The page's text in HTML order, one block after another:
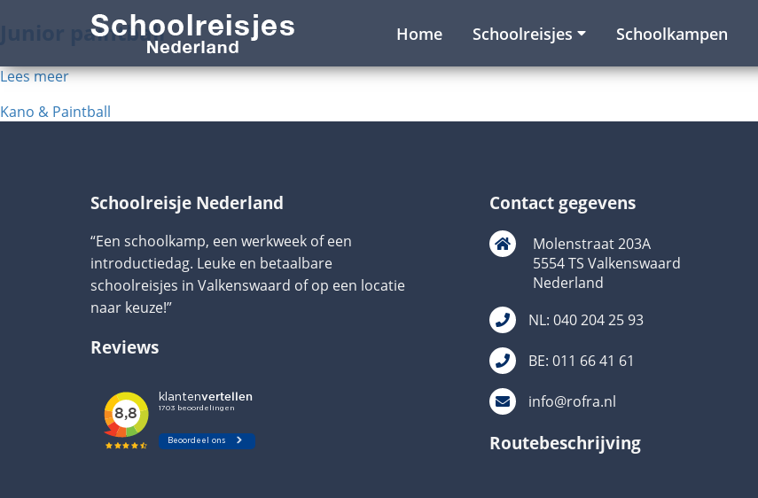
Home Schoolreisjes Schoolkampen
Junior paintball
Lees meer
Bericht
Kano & Paintball
Schoolreisje Nederland
“Een schoolkamp, een werkweek of een
introductiedag. Leuke en betaalbare
schoolreisjes in Valkenswaard of op een locatie
naar keuze!”
Reviews
Contact gegevens
Molenstraat 203A
5554 TS Valkenswaard
Nederland
NL: 040 204 25 93
BE: 011 66 41 61
info@rofra.nl
Routebeschrijving